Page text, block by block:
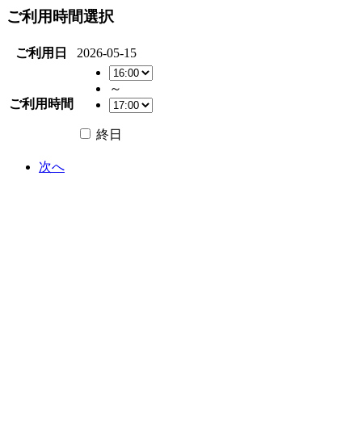
ご利用時間選択
ご利用日 2026-05-15
ご利用時間
～
終日
次へ